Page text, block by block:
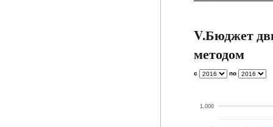
V.Бюджет
методом
с по
1,000